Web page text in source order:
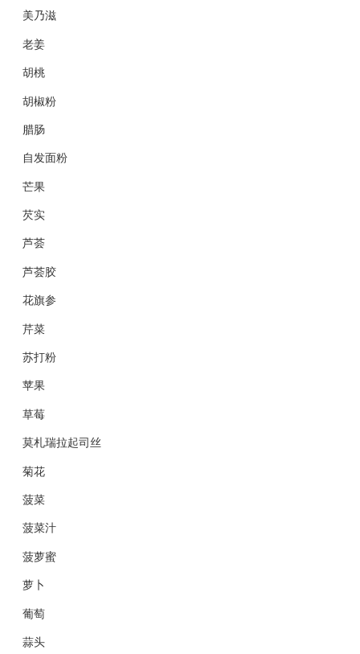
美乃滋
老姜
胡桃
胡椒粉
腊肠
自发面粉
芒果
芡实
芦荟
芦荟胶
花旗参
芹菜
苏打粉
苹果
草莓
莫札瑞拉起司丝
菊花
菠菜
菠菜汁
菠萝蜜
萝卜
葡萄
蒜头